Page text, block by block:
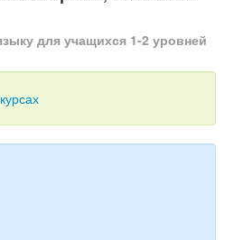
для учащихся 1-2 уровней